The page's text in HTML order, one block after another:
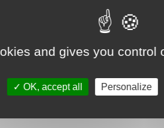
ne saurait être engagée
des dommages
lors des
figurant aux
de l’Internet.
and gives you control
OK, accept all Personalize